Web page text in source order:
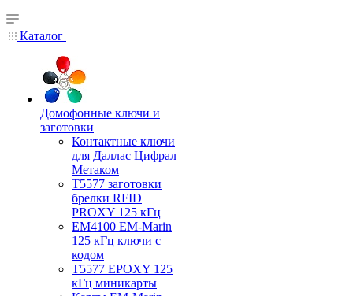
Каталог
Домофонные ключи и
заготовки
Контактные ключи
для Даллас Цифрал
Метаком
T5577 заготовки
брелки RFID
PROXY 125 кГц
EM4100 EM-Marin
125 кГц ключи с
кодом
T5577 EPOXY 125
кГц миникарты